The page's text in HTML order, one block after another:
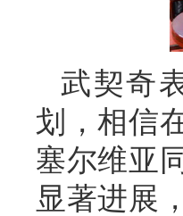
武契奇
划，相信
塞尔维亚
显著进展